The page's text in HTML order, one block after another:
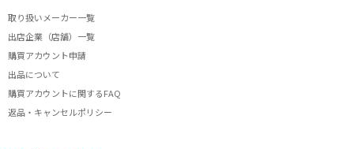
取り扱いメーカー一覧
出店企業（店舗）一覧
購買アカウント申請
出品について
購買アカウントに関するFAQ
返品・キャンセルポリシー